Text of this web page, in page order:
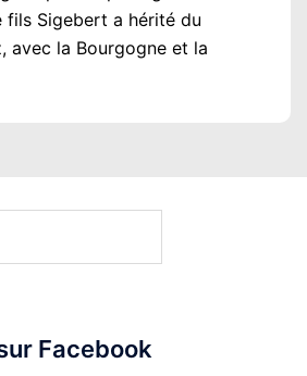
fils Sigebert a hérité du
avec la Bourgogne et la
Facebook